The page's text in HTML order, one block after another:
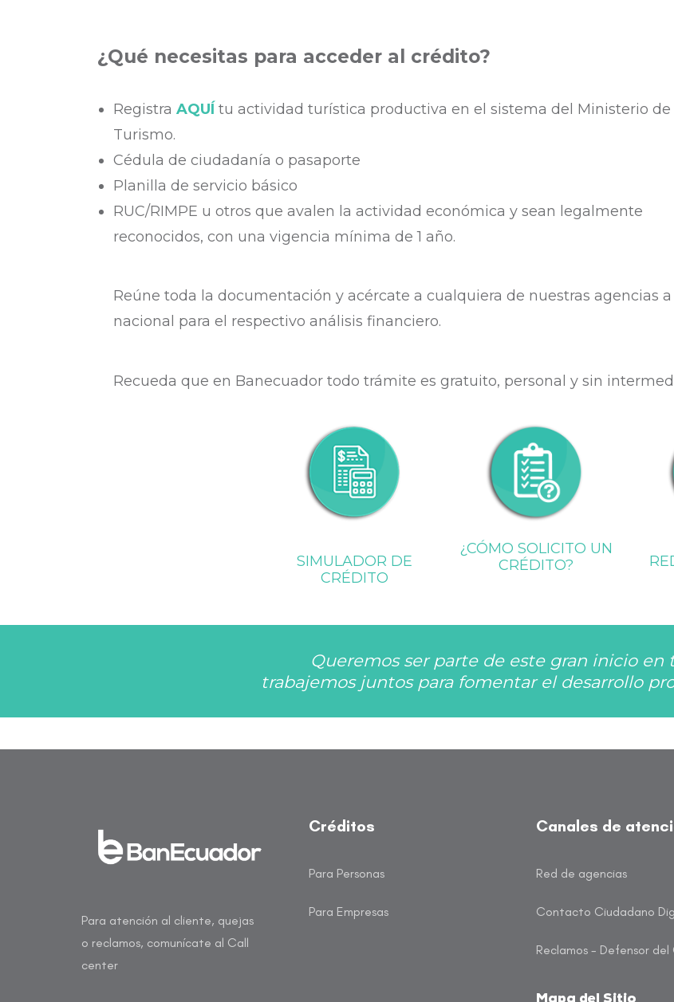
¿Qué necesitas para acceder al crédito?
Registra AQUÍ tu actividad turística productiva en el sistema del Ministerio de
Turismo.
Cédula de ciudadanía o pasaporte
Planilla de servicio básico
RUC/RIMPE u otros que avalen la actividad económica y sean legalmente
reconocidos, con una vigencia mínima de 1 año.
Reúne toda la documentación y acércate a cualquiera de nuestras agencias a
nacional para el respectivo análisis financiero.
Recueda que en Banecuador todo trámite es gratuito, personal y sin
SIMULADOR DE
CRÉDITO
¿CÓMO SOLICITO UN
CRÉDITO?
Queremos ser parte de este gran inicio en
trabajemos juntos para fomentar el desarrollo
Para atención al cliente, quejas
o reclamos, comunícate al Call
center
Créditos
Para Personas
Para Empresas
Canales de
Red de agencias
Contacto Ciudadano
Reclamos - Defensor
Mapa del Sitio